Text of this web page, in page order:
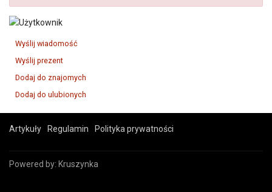
Wyślij wiadomość
Wyślij prezent
Dodaj do znajomych
Dodaj do ulubionych
Artykuły Regulamin Polityka prywatności
Powered by: Kruszynka